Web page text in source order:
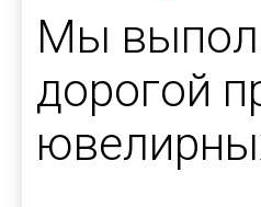
Мы
дорогой